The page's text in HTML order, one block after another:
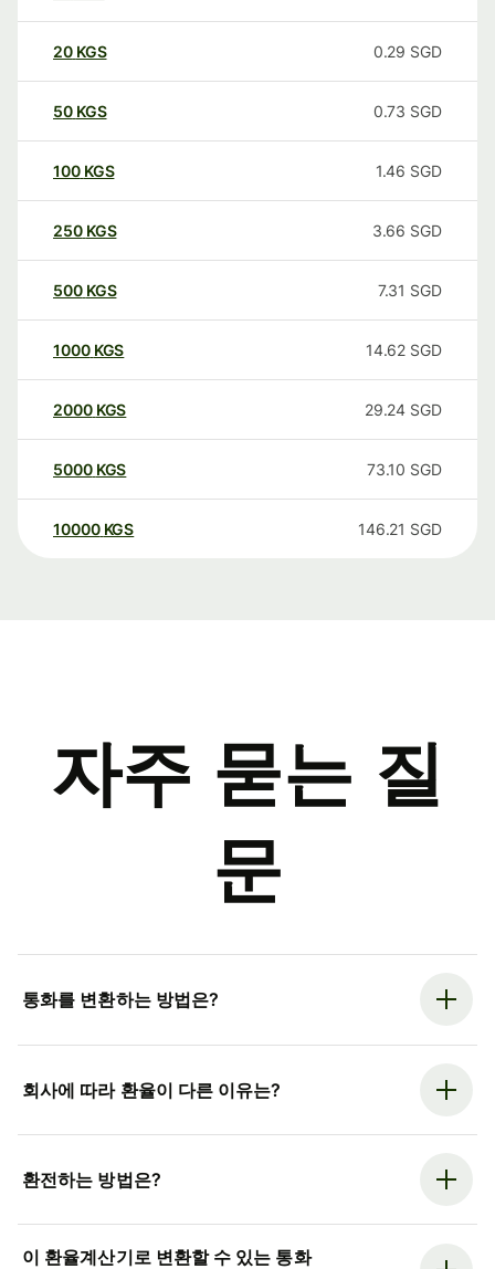
20 KGS 0.29 SGD
50 KGS 0.73 SGD
100 KGS 1.46 SGD
250 KGS 3.66 SGD
500 KGS 7.31 SGD
1000 KGS 14.62 SGD
2000 KGS 29.24 SGD
5000 KGS 73.10 SGD
10000 KGS 146.21 SGD
자주 묻는 질
문
통화를 변환하는 방법은?
회사에 따라 환율이 다른 이유는?
환전하는 방법은?
이 환율계산기로 변환할 수 있는 통화